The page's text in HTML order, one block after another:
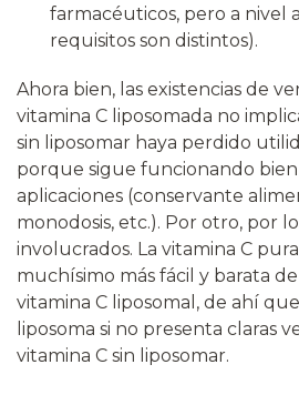
farmacéuticos, pero a nivel
requisitos son distintos).
Ahora bien, las existencias de
vitamina C liposomada no
sin liposomar haya perdido
porque sigue funcionando
aplicaciones (conservante
monodosis, etc.). Por otro, por
involucrados. La vitamina C
muchísimo más fácil y barata
vitamina C liposomal, de ahí
liposoma si no presenta claras
vitamina C sin liposomar.